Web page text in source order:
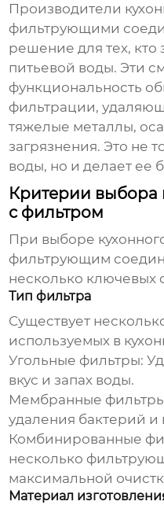
Производители
фильтрующими
решение для тех, кто
питьевой воды. Эти
функциональность
фильтрации,
тяжелые металлы,
загрязнения. Это не
воды, но и делает ее
Критерии выбора
с фильтром
При выборе
фильтрующим
несколько ключевых
Тип фильтра
Существует
используемых в
Угольные фильтры:
вкус и запах воды.
Мембранные
удаления бактерий и
Комбинированные
несколько
максимальной
Материал